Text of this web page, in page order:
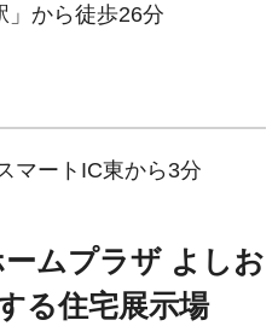
」から徒歩26分
マートIC東から3分
ムプラザ よしお
る住宅展示場